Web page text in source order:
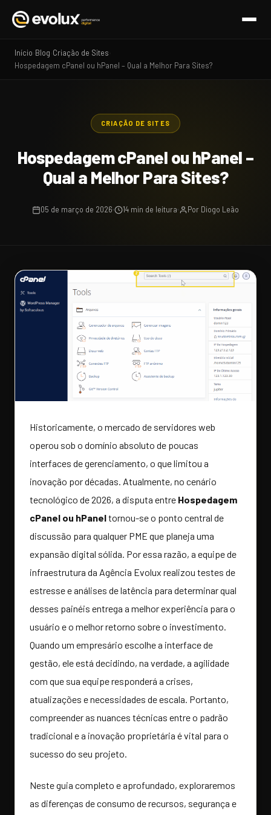
Início Blog Criação de Sites
Hospedagem cPanel ou hPanel – Qual a Melhor Para Sites?
CRIAÇÃO DE SITES
Hospedagem cPanel ou hPanel –
Qual a Melhor Para Sites?
05 de março de 2026 14 min de leitura Por Diogo Leão
Historicamente, o mercado de servidores web
operou sob o domínio absoluto de poucas
interfaces de gerenciamento, o que limitou a
inovação por décadas. Atualmente, no cenário
tecnológico de 2026, a disputa entre Hospedagem
cPanel ou hPaneltornou-se o ponto central de
discussão para qualquer PME que planeja uma
expansão digital sólida. Por essa razão, a equipe de
infraestrutura da Agência Evolux realizou testes de
estresse e análises de latência para determinar qual
desses painéis entrega a melhor experiência para o
usuário e o melhor retorno sobre o investimento.
Quando um empresário escolhe a interface de
gestão, ele está decidindo, na verdade, a agilidade
com que sua equipe responderá a crises,
atualizações e necessidades de escala. Portanto,
compreender as nuances técnicas entre o padrão
tradicional e a inovação proprietária é vital para o
sucesso do seu projeto.
Neste guia completo e aprofundado, exploraremos
as diferenças de consumo de recursos, segurança e